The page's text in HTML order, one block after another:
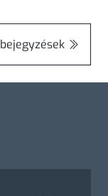
bejegyzések